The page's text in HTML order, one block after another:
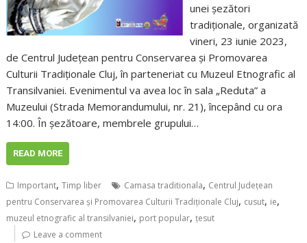
unei șezători
tradiționale, organizată
vineri, 23 iunie 2023,
de Centrul Județean pentru Conservarea și Promovarea
Culturii Tradiționale Cluj, în parteneriat cu Muzeul Etnografic al
Transilvaniei. Evenimentul va avea loc în sala „Reduta” a
Muzeului (Strada Memorandumului, nr. 21), începând cu ora
14:00. În șezătoare, membrele grupului…
READ MORE
Important,Timp liber Camasa traditionala, Centrul Județean
pentru Conservarea și Promovarea Culturii Tradiționale Cluj, cusut, ie,
muzeul etnografic al transilvaniei, port popular,ţesut
Leave a comment